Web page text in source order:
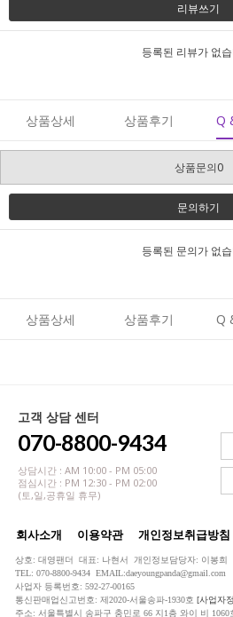
리뷰쓰기
등록된 리뷰가 없
상품상세 상품후기 Q
상품문의0
문의하기
등록된 문의가 없
상품상세 상품후기 Q
고객 상담 센터
070-8800-9434
상담시간 : AM 10:00 - PM 05:00
점심시간 : PM 12:30 - PM 02:00
(토,일,공휴일 휴무)
회사소개 이용약관 개인정보취급방침
상호: 대영팬더 대표: 나현서 개인정보담당자: 이봉희
TEL: 070-8800-9434 EMAIL:daeyoungpanda@gmail.com
사업자 등록번호: 592-27-00165
통신판매업신고번호: 제2020-서울송파-1930호 [사업자
주소: 서울특별시 송파구 충민로 66 지1층 와이 비 1060